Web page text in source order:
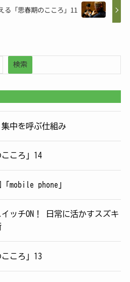
る「思春期のこころ」11
検索
中を呼ぶ仕組み
ころ」14
mobile phone」
ッチON！ 日常に活かすスズキ
ころ」13